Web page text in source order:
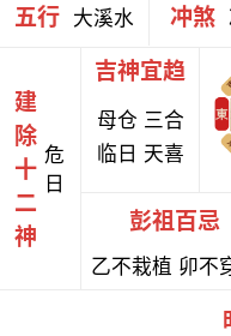
五行 大溪水 冲煞
建
除
十
二
神
危
日
吉神宜趋
母仓 三合
临日 天喜
彭祖百忌
乙不栽植 卯不